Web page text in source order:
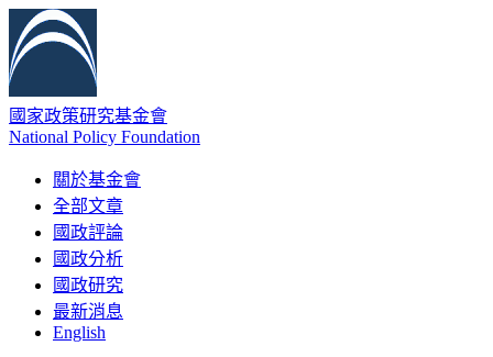
國家政策研究基金會
National Policy Foundation
關於基金會
全部文章
國政評論
國政分析
國政研究
最新消息
English